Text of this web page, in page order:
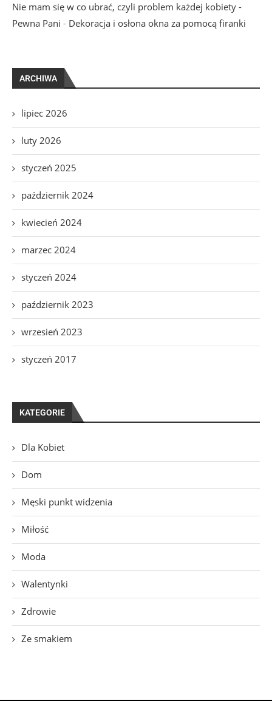
Nie mam się w co ubrać, czyli problem każdej kobiety -
Pewna Pani - Dekoracja i osłona okna za pomocą firanki
ARCHIWA
lipiec 2026
luty 2026
styczeń 2025
październik 2024
kwiecień 2024
marzec 2024
styczeń 2024
październik 2023
wrzesień 2023
styczeń 2017
KATEGORIE
Dla Kobiet
Dom
Męski punkt widzenia
Miłość
Moda
Walentynki
Zdrowie
Ze smakiem